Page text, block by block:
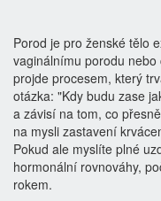
Porod je pro ženské tělo
vaginálnímu porodu
projde procesem, který
otázka: "Kdy budu zase
a závisí na tom, co
na mysli zastavení
Pokud ale myslíte plné
hormonální rovnováhy,
rokem.